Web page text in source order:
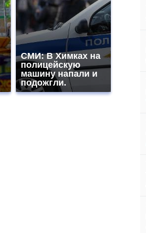
СМИ: В Химках на
полицейскую
машину напали и
подожгли.